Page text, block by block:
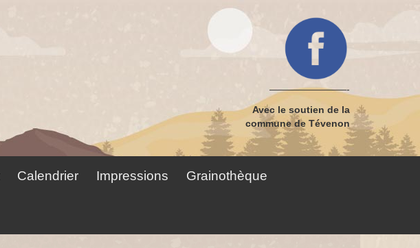
————————-
Avec le soutien de la
commune de Tévenon
Calendrier Impressions Grainothèque